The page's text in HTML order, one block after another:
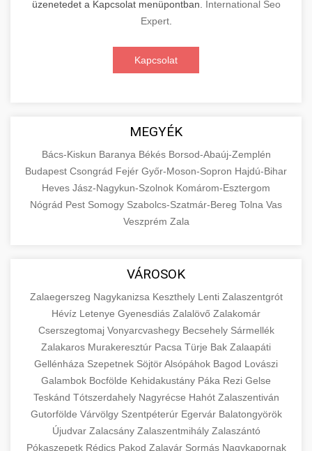
üzenetedet a Kapcsolat menüpontban. International Seo
Expert.
Kapcsolat
MEGYÉK
Bács-Kiskun Baranya Békés Borsod-Abaúj-Zemplén
Budapest Csongrád Fejér Győr-Moson-Sopron Hajdú-Bihar
Heves Jász-Nagykun-Szolnok Komárom-Esztergom
Nógrád Pest Somogy Szabolcs-Szatmár-Bereg Tolna Vas
Veszprém Zala
VÁROSOK
Zalaegerszeg Nagykanizsa Keszthely Lenti Zalaszentgrót
Hévíz Letenye Gyenesdiás Zalalövő Zalakomár
Cserszegtomaj Vonyarcvashegy Becsehely Sármellék
Zalakaros Murakeresztúr Pacsa Türje Bak Zalaapáti
Gellénháza Szepetnek SöjtörAlsópáhok Bagod Lovászi
Galambok Bocfölde Kehidakustány Páka Rezi Gelse
Teskánd Tótszerdahely Nagyrécse Hahót Zalaszentiván
Gutorfölde Várvölgy Szentpéterúr Egervár Balatongyörök
Újudvar Zalacsány Zalaszentmihály Zalaszántó
Pókaszepetk Rédics Pakod Zalavár Sormás Nagykapornak